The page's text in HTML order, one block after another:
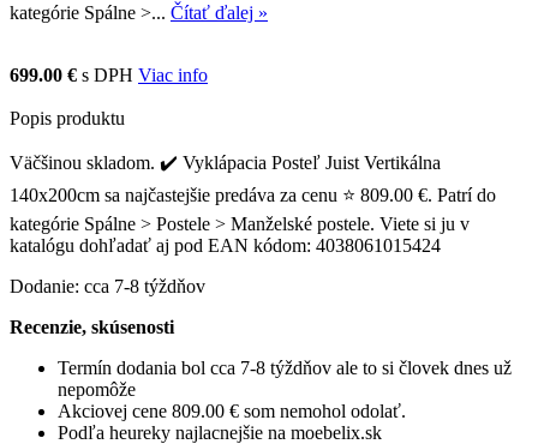
kategórie Spálne >... Čítať ďalej »
699.00 € s DPH Viac info
Popis produktu
Väčšinou skladom. ✔️ Vyklápacia Posteľ Juist Vertikálna
140x200cm sa najčastejšie predáva za cenu ⭐ 809.00 €. Patrí do
kategórie Spálne > Postele > Manželské postele. Viete si ju v
katalógu dohľadať aj pod EAN kódom: 4038061015424
Dodanie: cca 7-8 týždňov
Recenzie, skúsenosti
Termín dodania bol cca 7-8 týždňov ale to si človek dnes už
nepomôže
Akciovej cene 809.00 € som nemohol odolať.
Podľa heureky najlacnejšie na moebelix.sk